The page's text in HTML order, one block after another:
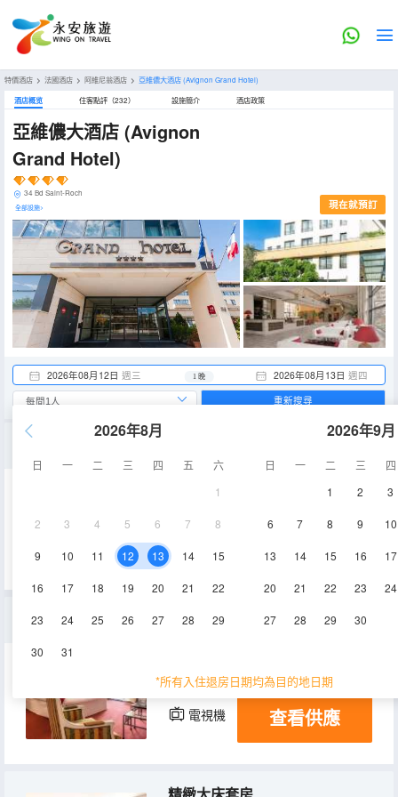
特價酒店 > 法國酒店 > 阿維尼翁酒店 > 亞維儂大酒店(Avignon Grand Hotel)
酒店概览 住客點評（232） 設施簡介 酒店政策
亞維儂大酒店 (Avignon
Grand Hotel)
34 Bd Saint-Roch
全部設施> 現在就預訂
2026年08月12日 週三 2026年08月13日 週四
1 晚
2026年8月
日 一 二 三 四 五
六
1
2 3 4 5 6 7 8
9 10 11 12 13 14 15
16 17 18 19 20 21 22
23 24 25 26 27 28 29
30 31
2026年9月
日 一 二 三
四
1
2 3
6 7 8 9 10
13 14 15 16 17
20 21 22 23 24
27 28 29 30
*所有入住退房日期均為目的地日期
重新搜尋
淋浴
園景高級雙人床房
40㎡ 空調 淋浴
電視機 查看供應